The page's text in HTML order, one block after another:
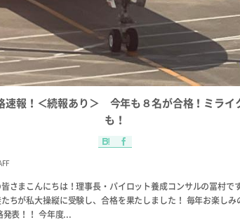
速報！＜続報あり＞ 今年も８名が合格！ミライ
も！
さまこんにちは！理事長・パイロット養成コンサルの冨村で
ちが私大操縦に受験し、合格を果たしました！ 毎年お楽し
表！！ 今年度...